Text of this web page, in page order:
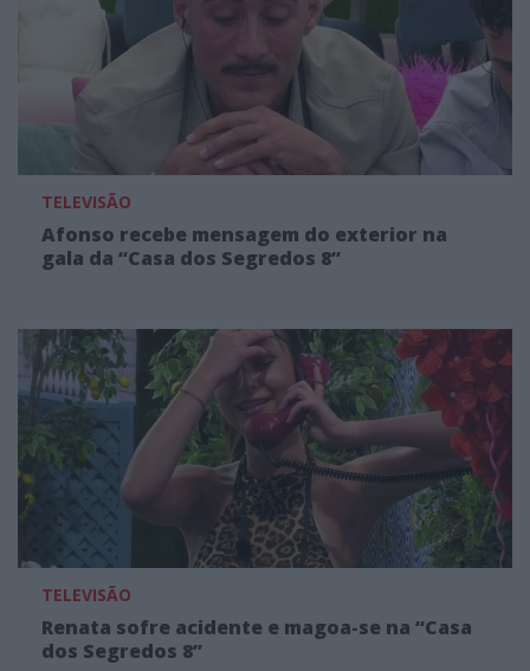
TELEVISÃO
Afonso recebe mensagem do exterior na
gala da “Casa dos Segredos 8”
TELEVISÃO
Renata sofre acidente e magoa-se na “Casa
dos Segredos 8”